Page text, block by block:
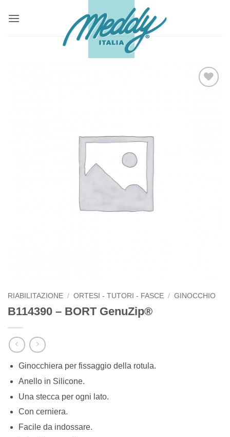
RIABILITAZIONE / ORTESI - TUTORI - FASCE / GINOCCHIO
B114390 – BORT GenuZip®
Ginocchiera per fissaggio della rotula.
Anello in Silicone.
Una stecca per ogni lato.
Con cerniera.
Facile da indossare.